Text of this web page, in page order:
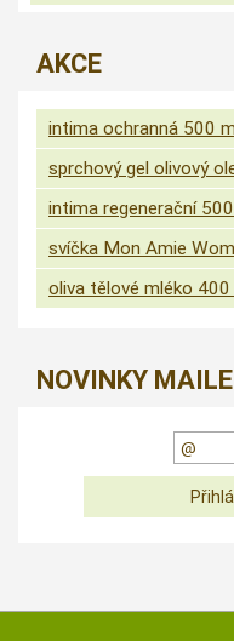
AKCE
intima ochranná 500
sprchový gel olivový
intima regenerační
svíčka Mon Amie
oliva tělové mléko 400
NOVINKY